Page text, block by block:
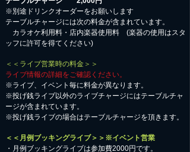
※別途ドリンクオーダーをお願いします
テーブルチャージには次の料金が含まれています。
カラオケ利用料・店内楽器使用料 (楽器の使用はスタ
ッフに許可を得てください)
＜＜ライブ営業時の料金＞＞
ライブ情報の詳細をご確認ください。
※ライブ、イベント毎に料金が異なります。
※投げ銭ライブ以外のライブチャージにはテーブルチャ
ージが含まれています。
※投げ銭ライブの場合はテーブルチャージを頂きます。
＜＜月例ブッキングライブ＞＞※イベント営業
・月例ブッキングライブは参加費2000円です。